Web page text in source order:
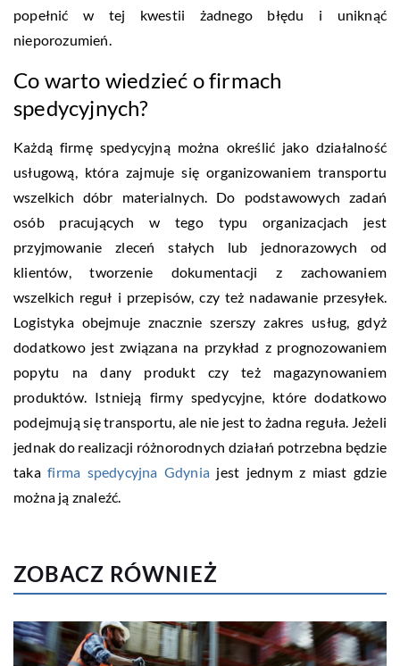
popełnić w tej kwestii żadnego błędu i uniknąć
nieporozumień.
Co warto wiedzieć o firmach
spedycyjnych?
Każdą firmę spedycyjną można określić jako działalność
usługową, która zajmuje się organizowaniem transportu
wszelkich dóbr materialnych. Do podstawowych zadań
osób pracujących w tego typu organizacjach jest
przyjmowanie zleceń stałych lub jednorazowych od
klientów, tworzenie dokumentacji z zachowaniem
wszelkich reguł i przepisów, czy też nadawanie przesyłek.
Logistyka obejmuje znacznie szerszy zakres usług, gdyż
dodatkowo jest związana na przykład z prognozowaniem
popytu na dany produkt czy też magazynowaniem
produktów. Istnieją firmy spedycyjne, które dodatkowo
podejmują się transportu, ale nie jest to żadna reguła. Jeżeli
jednak do realizacji różnorodnych działań potrzebna będzie
takafirma spedycyjna Gdynia jest jednym z miast gdzie
można ją znaleźć.
ZOBACZ RÓWNIEŻ